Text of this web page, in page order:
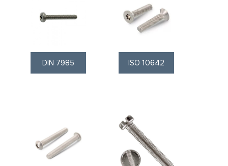
DIN 7985 ISO 10642